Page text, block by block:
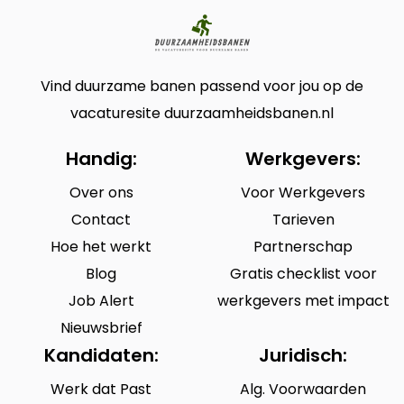
Vind duurzame banen passend voor jou op de
vacaturesite duurzaamheidsbanen.nl
Handig:
Over ons
Contact
Hoe het werkt
Blog
Job Alert
Nieuwsbrief
Werkgevers:
Voor Werkgevers
Tarieven
Partnerschap
Gratis checklist voor
werkgevers met impact
Kandidaten:
Werk dat Past
Juridisch:
Alg. Voorwaarden